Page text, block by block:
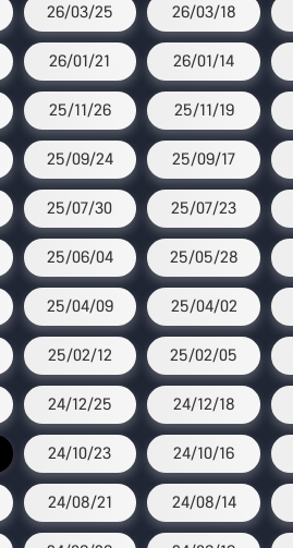
26/03/25 26/03/18
26/01/21 26/01/14
25/11/26 25/11/19
25/09/24 25/09/17
25/07/30 25/07/23
25/06/04 25/05/28
25/04/09 25/04/02
25/02/12 25/02/05
24/12/25 24/12/18
24/10/23 24/10/16
24/08/21 24/08/14